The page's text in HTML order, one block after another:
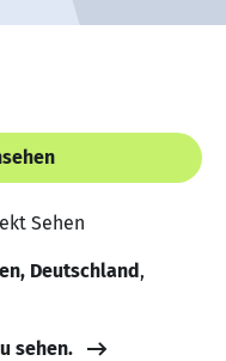
Sehen
Deutschland,
sehen.